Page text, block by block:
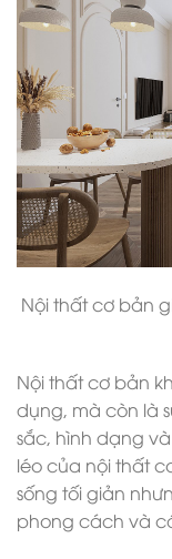
Nội thất cơ bản
Nội thất cơ bản
dụng, mà còn là
sắc, hình dạng
léo của nội thất
sống tối giản
phong cách và